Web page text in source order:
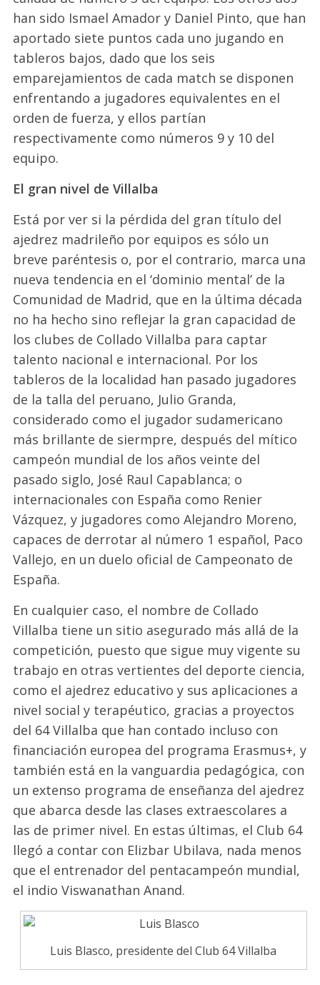
han sido Ismael Amador y Daniel Pinto, que han
aportado siete puntos cada uno jugando en
tableros bajos, dado que los seis
emparejamientos de cada match se disponen
enfrentando a jugadores equivalentes en el
orden de fuerza, y ellos partían
respectivamente como números 9 y 10 del
equipo.
El gran nivel de Villalba
Está por ver si la pérdida del gran título del
ajedrez madrileño por equipos es sólo un
breve paréntesis o, por el contrario, marca una
nueva tendencia en el ‘dominio mental’ de la
Comunidad de Madrid, que en la última década
no ha hecho sino reflejar la gran capacidad de
los clubes de Collado Villalba para captar
talento nacional e internacional. Por los
tableros de la localidad han pasado jugadores
de la talla del peruano, Julio Granda,
considerado como el jugador sudamericano
más brillante de siermpre, después del mítico
campeón mundial de los años veinte del
pasado siglo, José Raul Capablanca; o
internacionales con España como Renier
Vázquez, y jugadores como Alejandro Moreno,
capaces de derrotar al número 1 español, Paco
Vallejo, en un duelo oficial de Campeonato de
España.
En cualquier caso, el nombre de Collado
Villalba tiene un sitio asegurado más allá de la
competición, puesto que sigue muy vigente su
trabajo en otras vertientes del deporte ciencia,
como el ajedrez educativo y sus aplicaciones a
nivel social y terapéutico, gracias a proyectos
del 64 Villalba que han contado incluso con
financiación europea del programa Erasmus+, y
también está en la vanguardia pedagógica, con
un extenso programa de enseñanza del ajedrez
que abarca desde las clases extraescolares a
las de primer nivel. En estas últimas, el Club 64
llegó a contar con Elizbar Ubilava, nada menos
que el entrenador del pentacampeón mundial,
el indio Viswanathan Anand.
Luis Blasco, presidente del Club 64 Villalba